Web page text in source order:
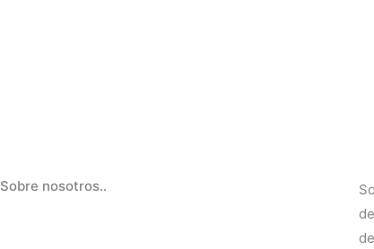
Sobre nosotros..